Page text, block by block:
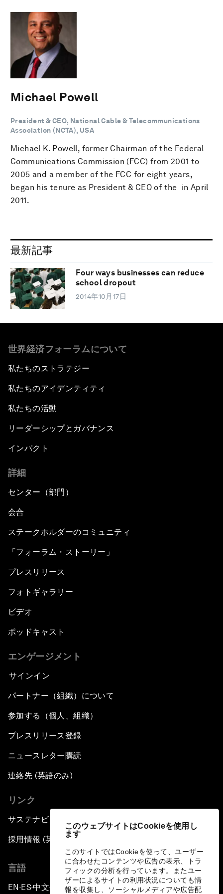
このウェブサイトはCookieを使用し
ます
このサイトではCookieを使って、ユーザー
に合わせたコンテンツや広告の表示、トラ
フィックの分析を行っています。またユー
ザーによるサイトの利用状況についても情
報を収集し、ソーシャルメディアや広告配
Michael Powell
President & CEO, National Cable & Telecommunications
Association (NCTA), USA
Michael K. Powell, former Chairman of the Federal
Communications Commission (FCC) from 2001 to
2005 and a member of the FCC for eight years,
began his tenure as President & CEO of the in April
2011.
最新記事
Four ways businesses can reduce
school dropout
2014年10月17日
世界経済フォーラムについて
私たちのストラテジー
私たちのアイデンティティ
私たちの活動
リーダーシップとガバナンス
インパクト
詳細
センター（部門）
会合
ステークホルダーのコミュニティ
「フォーラム・ストーリー」
プレスリリース
フォトギャラリー
ビデオ
ポッドキャスト
エンゲージメント
サインイン
パートナー（組織）について
参加する（個人、組織）
プレスリリース登録
ニュースレター購読
連絡先 (英語のみ)
リンク
サステナビリティへの取り組み
採用情報 (英語のみ)
言語
EN ▪ES▪中文▪ 日本語